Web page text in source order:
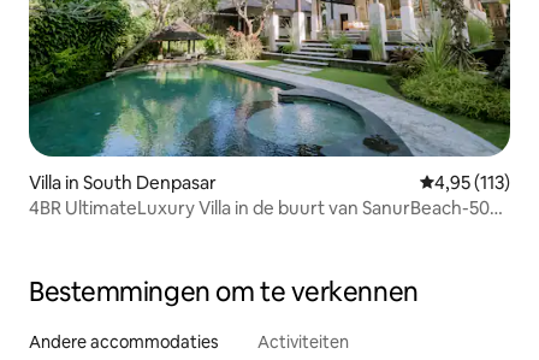
Villa in South Denpasar Gemiddelde
4,95 (113)
4BR UltimateLuxury Villa in de buurt van SanurBeach-50%
Bestemmingen om te verkennen
Andere accommodaties Activiteiten